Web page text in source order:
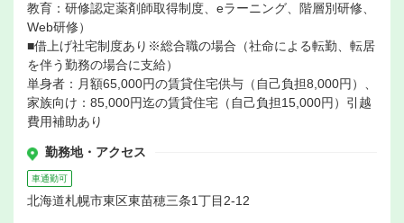
教育：研修認定薬剤師取得制度、eラーニング、階層別研修、
Web研修）
■借上げ社宅制度あり※総合職の場合（社命による転勤、転居
を伴う勤務の場合に支給）
単身者：月額65,000円の賃貸住宅供与（自己負担8,000円）、
家族向け：85,000円迄の賃貸住宅（自己負担15,000円）引越
費用補助あり
勤務地・アクセス
車通勤可
北海道札幌市東区東苗穂三条1丁目2-12